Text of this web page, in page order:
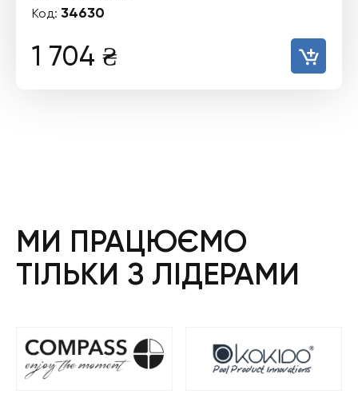
Код: 34630
1 704 ₴
МИ ПРАЦЮЄМО
ТІЛЬКИ З ЛІДЕРАМИ